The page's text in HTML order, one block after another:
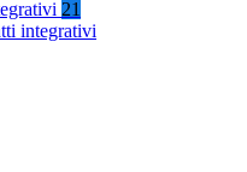
21
integrativi